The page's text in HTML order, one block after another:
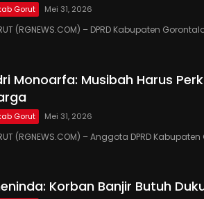
Gorut Mei 31, 2026
(RGNEWS.COM) – DPRD Kabupaten
Monoarfa: Musibah Harus
Gorut Mei 31, 2026
(RGNEWS.COM) – Anggota DPRD
Korban Banjir Butuh